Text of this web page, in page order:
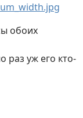
обоих
раз уж его кто-